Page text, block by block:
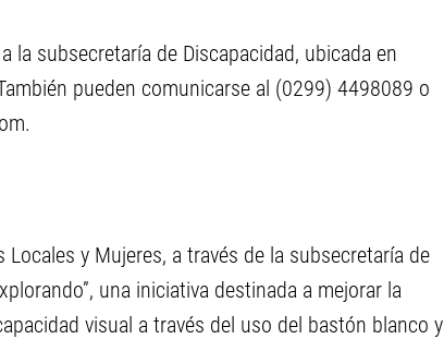
la subsecretaría de Discapacidad, ubicada en
pueden comunicarse al (0299) 4498089 o
.
y Mujeres, a través de la subsecretaría de
una iniciativa destinada a mejorar la
visual a través del uso del bastón blanco y